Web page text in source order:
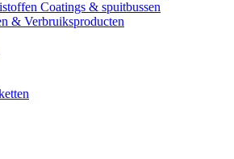
Coatings & spuitbussen
& Verbruiksproducten